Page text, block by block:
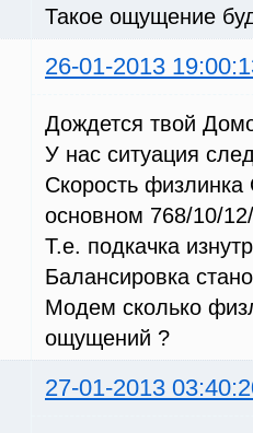
Такое ощущение
26-01-2013
Дождется твой
У нас ситуация
Скорость
основном 768/10/
Т.е. подкачка
Балансировка
Модем сколько
ощущений ?
27-01-2013